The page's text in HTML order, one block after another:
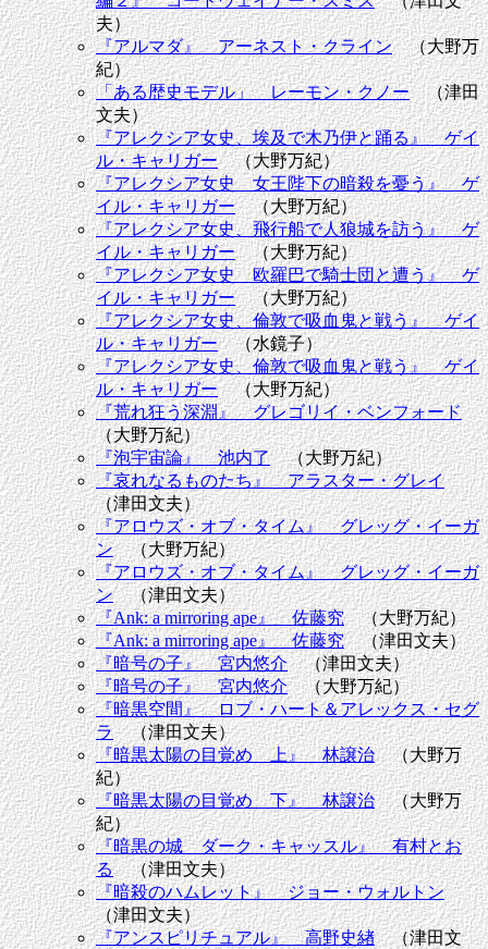
夫）
『アルマダ』 アーネスト・クライン（大野万
紀）
「ある歴史モデル」 レーモン・クノー（津田
文夫）
『アレクシア女史、埃及で木乃伊と踊る』 ゲイ
ル・キャリガー（大野万紀）
『アレクシア女史 女王陛下の暗殺を憂う』 ゲ
イル・キャリガー（大野万紀）
『アレクシア女史、飛行船で人狼城を訪う』 ゲ
イル・キャリガー（大野万紀）
『アレクシア女史 欧羅巴で騎士団と遭う』 ゲ
イル・キャリガー（大野万紀）
『アレクシア女史、倫敦で吸血鬼と戦う』 ゲイ
ル・キャリガー（水鏡子）
『アレクシア女史、倫敦で吸血鬼と戦う』 ゲイ
ル・キャリガー（大野万紀）
『荒れ狂う深淵』 グレゴリイ・ベンフォード
（大野万紀）
『泡宇宙論』 池内了（大野万紀）
『哀れなるものたち』 アラスター・グレイ
（津田文夫）
『アロウズ・オブ・タイム』 グレッグ・イーガ
ン（大野万紀）
『アロウズ・オブ・タイム』 グレッグ・イーガ
ン（津田文夫）
『Ank: a mirroring ape』 佐藤究（大野万紀）
『Ank: a mirroring ape』 佐藤究（津田文夫）
『暗号の子』 宮内悠介（津田文夫）
『暗号の子』 宮内悠介（大野万紀）
『暗黒空間』 ロブ・ハート＆アレックス・セグ
ラ（津田文夫）
『暗黒太陽の目覚め 上』 林譲治（大野万
紀）
『暗黒太陽の目覚め 下』 林譲治（大野万
紀）
『暗黒の城 ダーク・キャッスル』 有村とお
る（津田文夫）
『暗殺のハムレット』 ジョー・ウォルトン
（津田文夫）
『アンスピリチュアル』 高野史緖（津田文